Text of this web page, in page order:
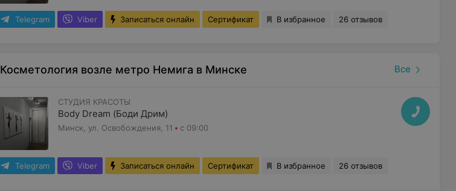
Telegram Viber Записаться онлайн Сертификат В избранное 26 отзывов
Косметология возле метро Немига в Минске Все
СТУДИЯ КРАСОТЫ
Body Dream (Боди Дрим)
Минск, ул. Освобождения, 11 с 09:00
Telegram Viber Записаться онлайн Сертификат В избранное 26 отзывов